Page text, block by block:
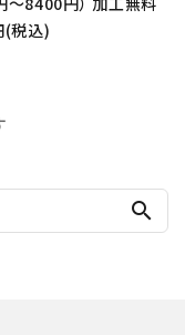
税込)
search